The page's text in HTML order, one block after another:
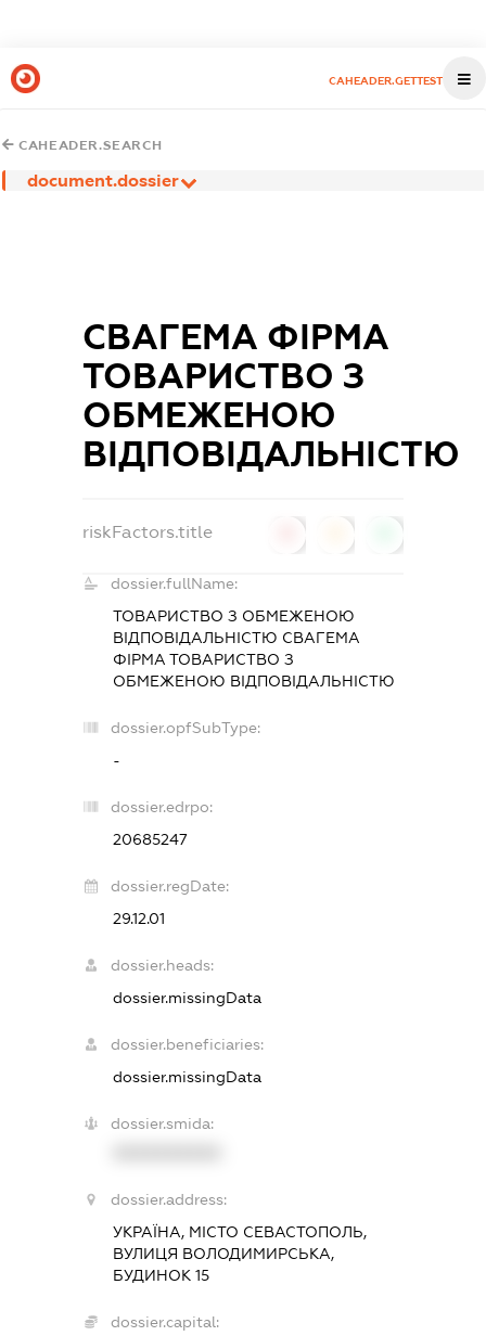
CAHEADER.GETTEST
CAHEADER.SEARCH
document.dossier
СВАГЕМА ФІРМА
ТОВАРИСТВО З
ОБМЕЖЕНОЮ
ВІДПОВІДАЛЬНІСТЮ
riskFactors.title
dossier.fullName:
ТОВАРИСТВО З ОБМЕЖЕНОЮ
ВІДПОВІДАЛЬНІСТЮ СВАГЕМА
ФІРМА ТОВАРИСТВО З
ОБМЕЖЕНОЮ ВІДПОВІДАЛЬНІСТЮ
dossier.opfSubType:
-
dossier.edrpo:
20685247
dossier.regDate:
29.12.01
dossier.heads:
dossier.missingData
dossier.beneficiaries:
dossier.missingData
dossier.smida:
dossier.address:
УКРАЇНА, МІСТО СЕВАСТОПОЛЬ,
ВУЛИЦЯ ВОЛОДИМИРСЬКА,
БУДИНОК 15
dossier.capital: